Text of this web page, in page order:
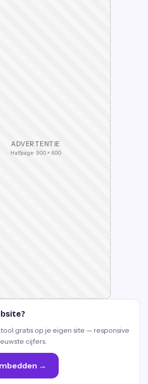
ADVERTENTIE
Halfpage · 300 × 600
gratis op je eigen site — responsive
cijfers.
→